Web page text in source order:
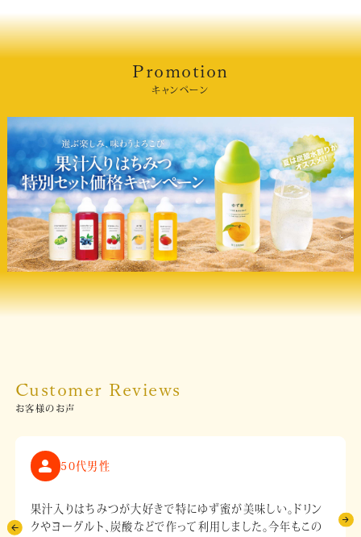
Promotion
キャンペーン
Customer Reviews
お客様のお声
50代男性
果汁入りはちみつが大好きで特にゆず蜜が美味しい。ドリン
クやヨーグルト、炭酸などで作って利用しました。今年もこの